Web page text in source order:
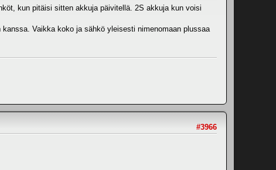
kun pitäisi sitten akkuja päivitellä. 2S akkuja kun voisi
Vaikka koko ja sähkö yleisesti nimenomaan plussaa
#3966